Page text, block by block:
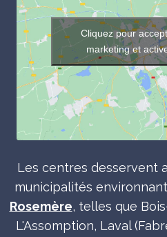
Cliquez pour
marketing et
Les centres desservent
municipalités
Rosemère, telles que
L'Assomption, Laval